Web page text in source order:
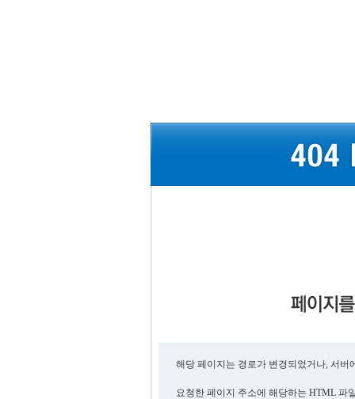
해당 페이지는 경로가 변경되었거나, 서
요청한 페이지 주소에 해당하는 HTML 파